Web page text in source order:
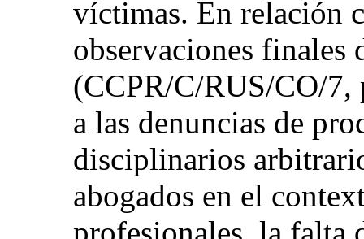
víctimas. En relación
observaciones finales
(CCPR/C/RUS/CO/7,
a las denuncias de
disciplinarios
abogados en el